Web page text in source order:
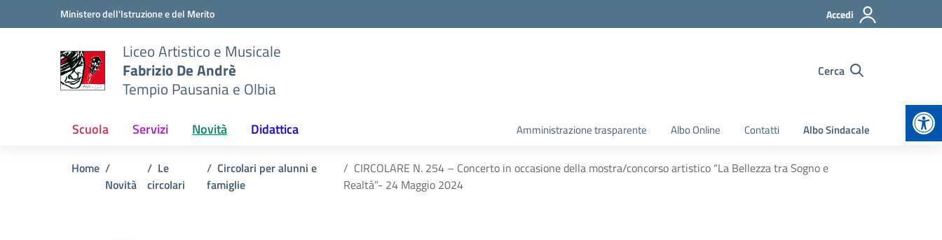
Vai ai contenuti
Vai al menu di navigazioneMinistero dell'Istruzione e del Merito Accedi
Liceo Artistico e Musicale
Fabrizio De Andrè
Tempio Pausania e Olbia
Cerca
Scuola Servizi Novità Didattica Amministrazione trasparente Albo Online Contatti Albo Sindacale
Home
Novità
Le
circolari
Circolari per alunni e
famiglie
CIRCOLARE N. 254 – Concerto in occasione della mostra/concorso artistico “La Bellezza tra Sogno e
Realtà”- 24 Maggio 2024